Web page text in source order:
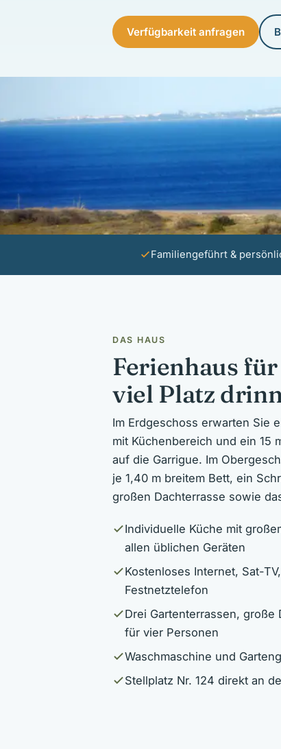
Verfügbarkeit anfragen
Familiengeführt &
DAS HAUS
Ferienhaus
viel Platz
Im Erdgeschoss erwarten Sie
mit Küchenbereich und ein 15
auf die Garrigue. Im
je 1,40 m breitem Bett, ein
großen Dachterrasse sowie
Individuelle Küche mit
allen üblichen Geräten
Kostenloses Internet, Sat-
Festnetztelefon
Drei Gartenterrassen, große
für vier Personen
Waschmaschine und
Stellplatz Nr. 124 direkt an